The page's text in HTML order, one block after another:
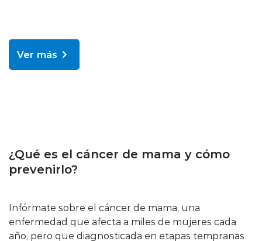
Ver más
¿Qué es el cáncer de mama y cómo
prevenirlo?
Infórmate sobre el cáncer de mama, una
enfermedad que afecta a miles de mujeres cada
año, pero que diagnosticada en etapas tempranas